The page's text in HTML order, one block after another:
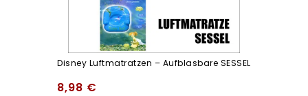
Disney Luftmatratzen – Aufblasbare SESSEL
8,98 €